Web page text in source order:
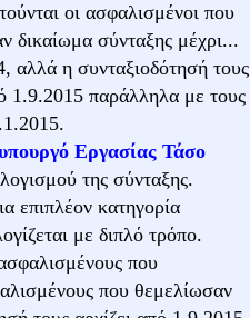
οι ασφαλισμένοι που
δικαίωμα σύνταξης μέχρι...
αλλά η συνταξιοδότησή τους
1.9.2015 παράλληλα με τους
Εργασίας Τάσο
της σύνταξης.
επιπλέον κατηγορία
με διπλό τρόπο.
που
που θεμελίωσαν